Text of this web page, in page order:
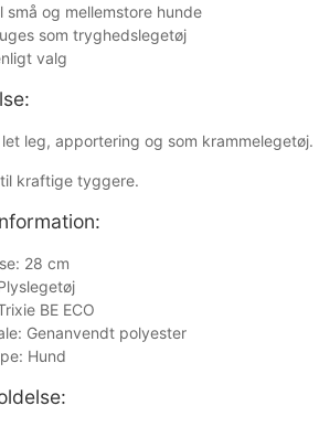
små og mellemstore hunde
som tryghedslegetøj
valg
leg, apportering og som krammelegetøj.
kraftige tyggere.
28 cm
BE ECO
Genanvendt polyester
Hund